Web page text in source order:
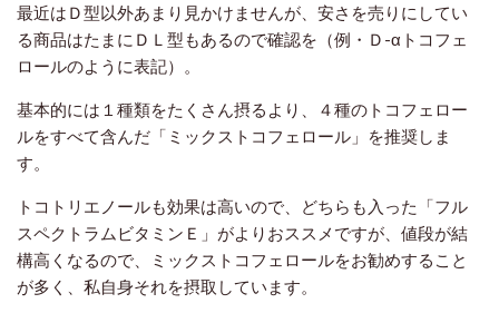
最近はＤ型以外あまり見かけませんが、安さを売りにしてい
る商品はたまにＤＬ型もあるので確認を（例・Ｄ-αトコフェ
ロールのように表記）。
基本的には１種類をたくさん摂るより、４種のトコフェロー
ルをすべて含んだ「ミックストコフェロール」を推奨しま
す。
トコトリエノールも効果は高いので、どちらも入った「フル
スペクトラムビタミンＥ」がよりおススメですが、値段が結
構高くなるので、ミックストコフェロールをお勧めすること
が多く、私自身それを摂取しています。